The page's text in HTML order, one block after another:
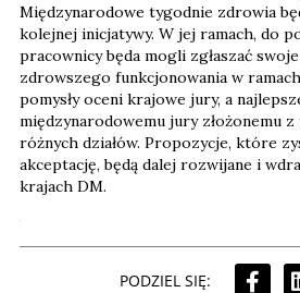
Międzynarodowe tygodnie zdrowia
kolejnej inicjatywy. W jej ramach, do
pracownicy będa mogli zgłaszać
zdrowszego funkcjonowania w
pomysły oceni krajowe jury, a
międzynarodowemu jury złożonemu
różnych działów. Propozycje, które
akceptację, będą dalej rozwijane i
krajach DM.
PODZIEL SIĘ: